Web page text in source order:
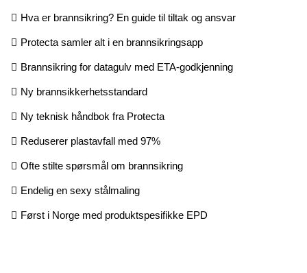
Hva er brannsikring? En guide til tiltak og ansvar
Protecta samler alt i en brannsikringsapp
Brannsikring for datagulv med ETA-godkjenning
Ny brannsikkerhetsstandard
Ny teknisk håndbok fra Protecta
Reduserer plastavfall med 97%
Ofte stilte spørsmål om brannsikring
Endelig en sexy stålmaling
Først i Norge med produktspesifikke EPD